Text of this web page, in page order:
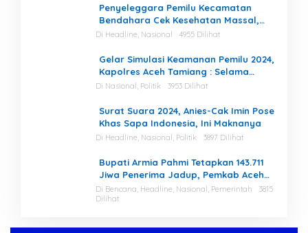
Penyeleggara Pemilu Kecamatan
Bendahara Cek Kesehatan Massal,
Ketua KIP Aceh Tamiang Beri Apresiasi
Di Headline, Nasional 4955 Dilihat
Gelar Simulasi Keamanan Pemilu 2024,
Kapolres Aceh Tamiang : Selama
Proses, Kami Siap dan Mampu
Di Nasional, Politik 3953 Dilihat
Surat Suara 2024, Anies-Cak Imin Pose
Khas Sapa Indonesia, Ini Maknanya
Di Headline, Nasional, Politik 3897 Dilihat
Bupati Armia Pahmi Tetapkan 143.711
Jiwa Penerima Jadup, Pemkab Aceh
Tamiang Percepat Pemulihan
Pascabencana
Di Bencana, Headline, Nasional, Pemerintah
3815
Dilihat